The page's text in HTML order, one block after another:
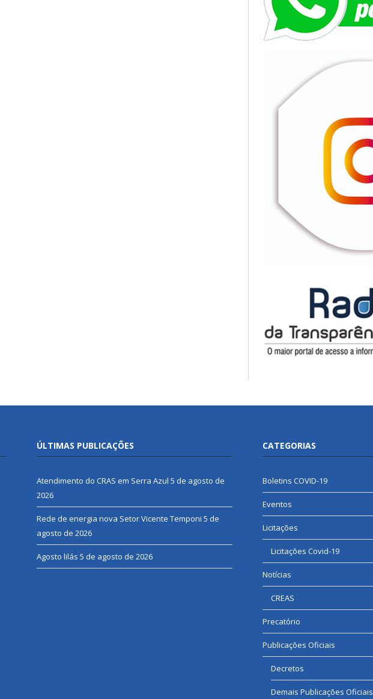
ÚLTIMAS PUBLICAÇÕES
Atendimento do CRAS em Serra Azul 5 de agosto de
2026
Rede de energia nova Setor Vicente Temponi 5 de
agosto de 2026
Agosto lilás 5 de agosto de 2026
CATEGORIAS
Boletins COVID-19
Eventos
Licitações
Licitações Covid-19
Notícias
CREAS
Precatório
Publicações Oficiais
Decretos
Demais Publicações Oficiais